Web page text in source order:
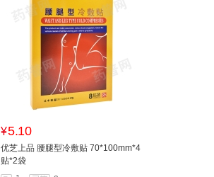
¥5.10
优芝上品 腰腿型冷敷贴 70*100mm*4
贴*2袋